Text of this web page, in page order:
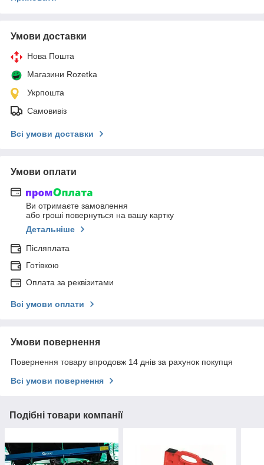
Умови доставки
Нова Пошта
Магазини Rozetka
Укрпошта
Самовивіз
Всі умови доставки
Умови оплати
Ви отримаєте замовлення
або гроші повернуться на вашу картку
Детальніше
Післяплата
Готівкою
Оплата за реквізитами
Всі умови оплати
Умови повернення
Повернення товару впродовж 14 днів за рахунок покупця
Всі умови повернення
Подібні товари компанії